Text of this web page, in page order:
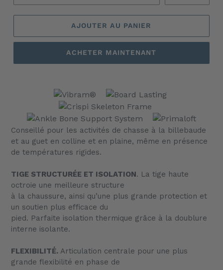
AJOUTER AU PANIER
ACHETER MAINTENANT
votre
panier
Conseillé pour les activités de chasse à la billebaude
et au guet en colline et en plaine, même en présence
de températures rigides.
TIGE STRUCTURÉE ET ISOLATION. La tige haute
octroie une meilleure structure
à la chaussure, ainsi qu’une plus grande protection et
un soutien plus efficace du
pied. Parfaite isolation thermique grâce à la doublure
interne isolante.
FLEXIBILITÉ. Articulation centrale pour une plus
grande flexibilité en phase de